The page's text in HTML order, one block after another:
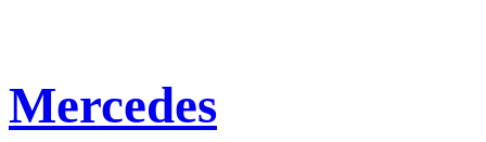
Mercedes